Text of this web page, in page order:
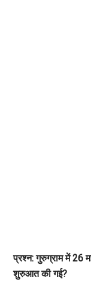
प्रश्न: गुरुग्राम में 26
शुरुआत की गई?